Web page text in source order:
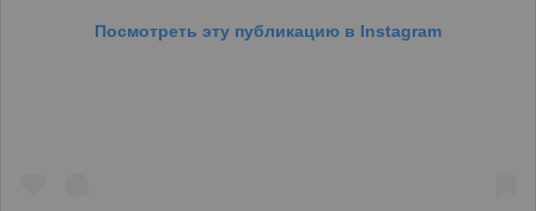
Посмотреть эту публикацию в Instagram